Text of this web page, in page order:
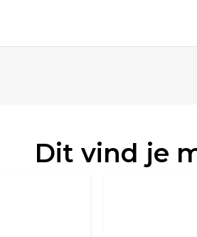
Dit vind je